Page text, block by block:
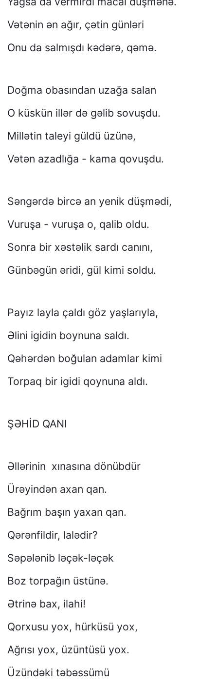
Vətənin ən ağır, çətin günləri
Onu da salmışdı kədərə, qəmə.
Doğma obasından uzağa salan
O küskün illər də gəlib sovuşdu.
Millətin taleyi güldü üzünə,
Vətən azadlığa - kama qovuşdu.
Səngərdə bircə an yenik düşmədi,
Vuruşa - vuruşa o, qalib oldu.
Sonra bir xəstəlik sardı canını,
Günbəgün əridi, gül kimi soldu.
Payız layla çaldı göz yaşlarıyla,
Əlini igidin boynuna saldı.
Qəhərdən boğulan adamlar kimi
Torpaq bir igidi qoynuna aldı.
ŞƏHİD QANI
Əllərinin xınasına dönübdür
Ürəyindən axan qan.
Bağrım başın yaxan qan.
Qərənfildir, lalədir?
Səpələnib ləçək-ləçək
Boz torpağın üstünə.
Ətrinə bax, ilahi!
Qorxusu yox, hürküsü yox,
Ağrısı yox, üzüntüsü yox.
Üzündəki təbəssümü